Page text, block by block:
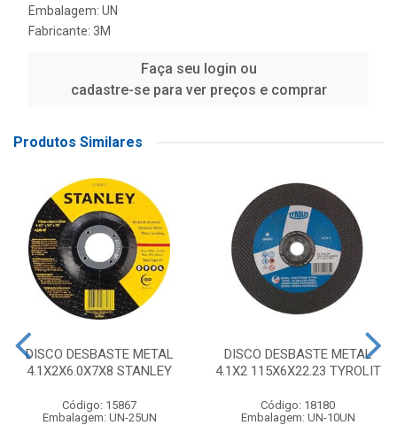
Embalagem: UN
Fabricante: 3M
Faça seu login ou
cadastre-se para ver preços e comprar
Produtos Similares
DISCO DESBASTE METAL
4.1X2X6.0X7X8 STANLEY
Código: 15867
Embalagem: UN-25UN
DISCO DESBASTE METAL
4.1X2 115X6X22.23 TYROLIT
Código: 18180
Embalagem: UN-10UN